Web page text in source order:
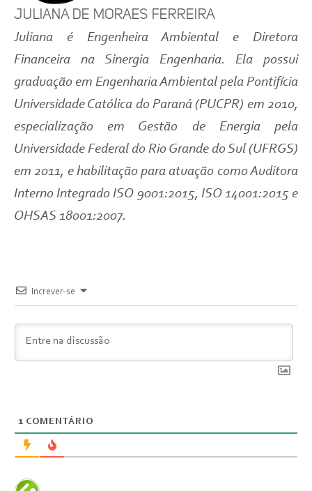
Juliana de Moraes Ferreira
Juliana é Engenheira Ambiental e Diretora
Financeira na Sinergia Engenharia. Ela possui
graduação em Engenharia Ambiental pela Pontifícia
Universidade Católica do Paraná (PUCPR) em 2010,
especialização em Gestão de Energia pela
Universidade Federal do Rio Grande do Sul (UFRGS)
em 2011, e habilitação para atuação como Auditora
Interno Integrado ISO 9001:2015, ISO 14001:2015 e
OHSAS 18001:2007.
Increver-se
1 COMENTÁRIO